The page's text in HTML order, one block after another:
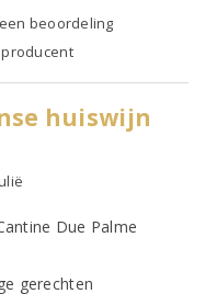
beoordeling
huiswijn
Due Palme
gerechten